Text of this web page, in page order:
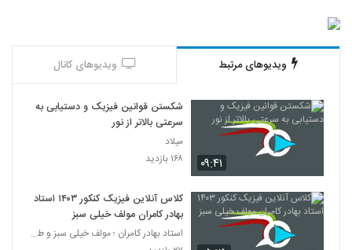
13
16
004016 - مبانی مهندسی سری سوم
۶۱۳ بازدید
ویدیوهای مرتبط ویدیوهای کانال
۰۹:۴۱
شکستن قوانین فیزیک و دستیابی به
سرعتی بالاتر از نور
میلاد
۱۶۸ بازدید
کلاس آنلاین فیزیک کنکور ۱۴۰۳ استاد
بهادر کامران مولف خیلی سبز
استاد بهادر کامران ؛ مولف خیلی سبز و طراح قلم چی